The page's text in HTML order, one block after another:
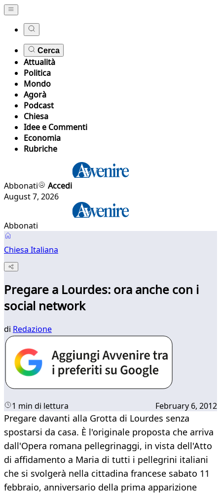
Cerca
Attualità
Politica
Mondo
Agorà
Podcast
Chiesa
Idee e Commenti
Economia
Rubriche
Abbonati
Accedi
August 7, 2026
Abbonati
Chiesa Italiana
Pregare a Lourdes: ora anche con i
social network
di Redazione
1 min di lettura February 6, 2012
Pregare davanti alla Grotta di Lourdes senza
spostarsi da casa. È l'originale proposta che arriva
dall'Opera romana pellegrinaggi, in vista dell'Atto
di affidamento a Maria di tutti i pellegrini italiani
che si svolgerà nella cittadina francese sabato 11
febbraio, anniversario della prima apparizione